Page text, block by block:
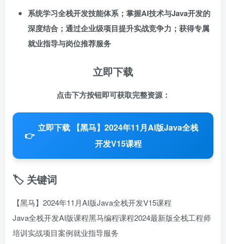
系统学习全栈开发技能体系；掌握AI技术与Java开发的
深度结合；通过企业级项目提升实战竞争力；获得专属
就业指导与岗位推荐服务
立即下载
点击下方按钮即可获取完整资源：
👉
立即下载 【黑马】2024年11月AI版Java全栈
开发V15课程
🏷️ 关键词
【黑马】2024年11月AI版Java全栈开发V15课程
Java全栈开发AI版课程黑马编程课程2024最新版全栈工程师
培训实战项目案例就业指导服务